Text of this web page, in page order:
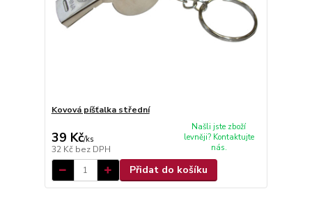
Kovová píšťalka střední
39 Kč/ks
32 Kč bez DPH
Našli jste zboží
levněji? Kontaktujte
nás.
Přidat do košíku